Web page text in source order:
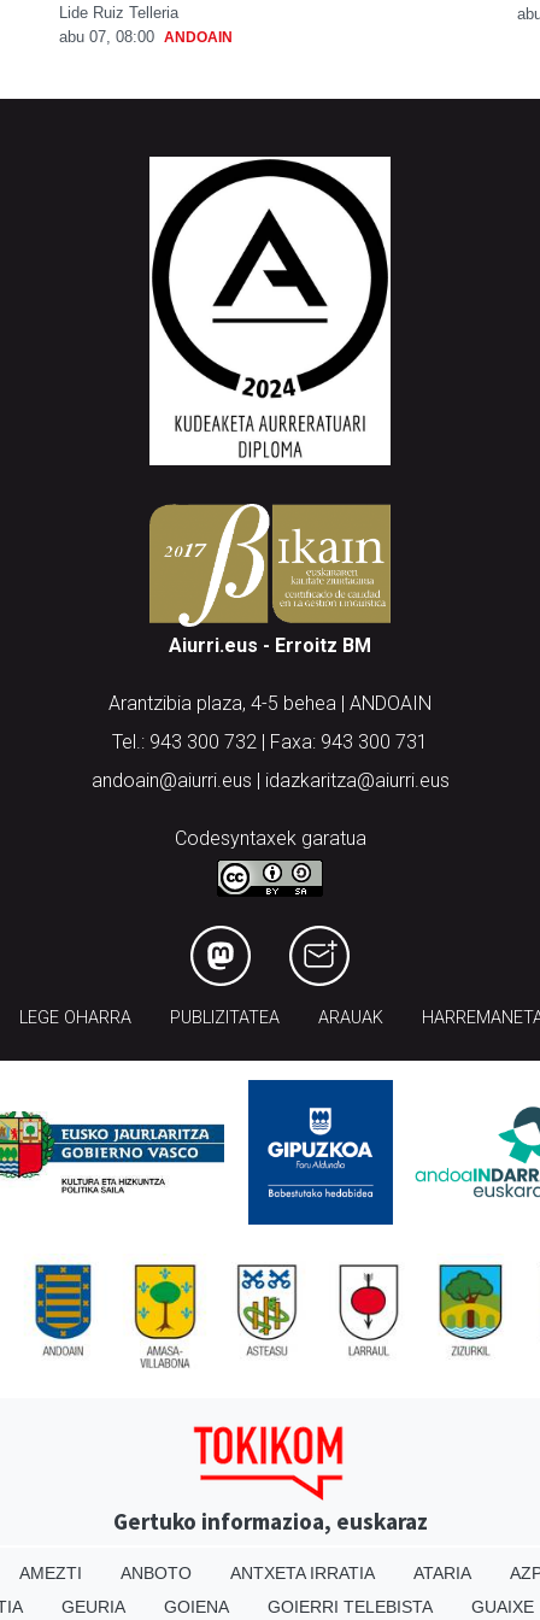
Lide Ruiz Telleria
abu 07, 08:00 ANDOAIN
Aiurri.eus - Erroitz BM
Arantzibia plaza, 4-5 behea | ANDOAIN
Tel.: 943 300 732 | Faxa: 943 300 731
andoain@aiurri.eus | idazkaritza@aiurri.eus
Codesyntaxek garatua
LEGE OHARRA PUBLIZITATEA ARAUAK
Gertuko informazioa, euskaraz
AMEZTI ANBOTO ANTXETA IRRATIA ATARIA
GEURIA GOIENA GOIERRI TELEBISTA GUAIXE